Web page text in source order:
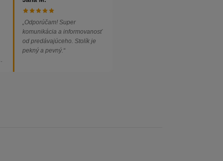
„Odporúčam! Super
komunikácia a informovanosť
od predávajúceho. Stolík je
pekný a pevný.“